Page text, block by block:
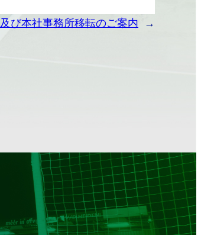
び本社事務所移転のご案内 →